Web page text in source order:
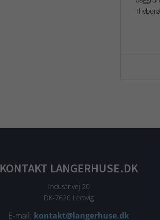
KONTAKT LANGERHUSE.DK
Industrivej 20
DK-7620 Lemvig
E-mail: kontakt@langerhuse.dk